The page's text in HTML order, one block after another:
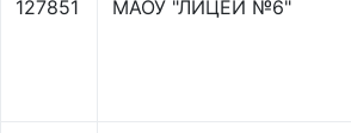
127851 МАОУ "ЛИЦЕЙ №6"